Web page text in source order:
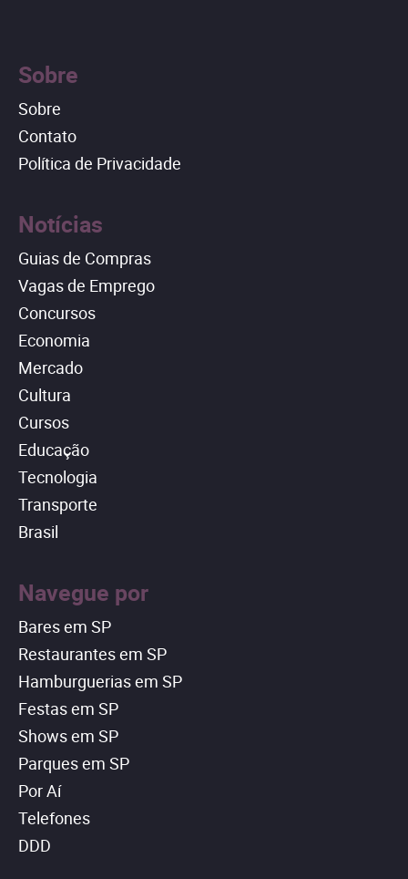
Sobre
Sobre
Contato
Política de Privacidade
Notícias
Guias de Compras
Vagas de Emprego
Concursos
Economia
Mercado
Cultura
Cursos
Educação
Tecnologia
Transporte
Brasil
Navegue por
Bares em SP
Restaurantes em SP
Hamburguerias em SP
Festas em SP
Shows em SP
Parques em SP
Por Aí
Telefones
DDD